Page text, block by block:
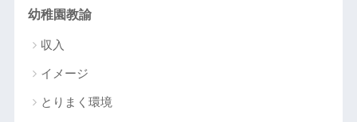
幼稚園教諭
収入
イメージ
とりまく環境